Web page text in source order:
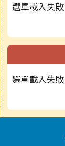
選單載入失
選單載入失
頁尾區域